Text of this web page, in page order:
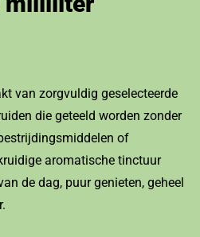
van zorgvuldig geselecteerde
die geteeld worden zonder
of
aromatische tinctuur
de dag, puur genieten, geheel